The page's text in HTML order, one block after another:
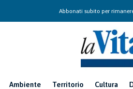
Abbonati subito per
Ambiente Territorio Cultura